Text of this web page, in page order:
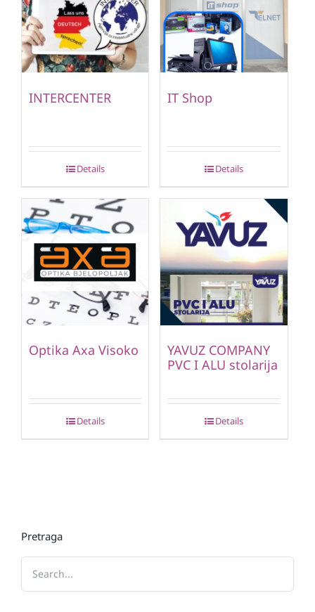
INTERCENTER
Details
IT Shop
Details
Optika Axa Visoko
Details
YAVUZ COMPANY
PVC I ALU stolarija
Details
Pretraga